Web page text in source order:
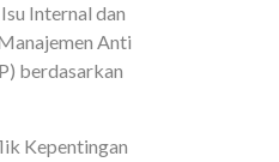
Internal dan
Anti
berdasarkan
Kepentingan